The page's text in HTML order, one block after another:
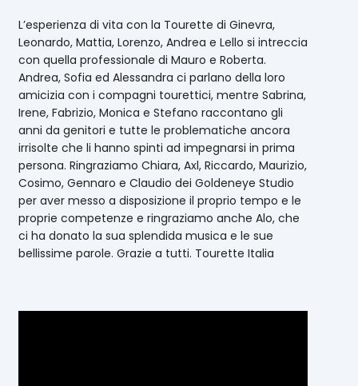
L’esperienza di vita con la Tourette di Ginevra,
Leonardo, Mattia, Lorenzo, Andrea e Lello si intreccia
con quella professionale di Mauro e Roberta.
Andrea, Sofia ed Alessandra ci parlano della loro
amicizia con i compagni tourettici, mentre Sabrina,
Irene, Fabrizio, Monica e Stefano raccontano gli
anni da genitori e tutte le problematiche ancora
irrisolte che li hanno spinti ad impegnarsi in prima
persona. Ringraziamo Chiara, Axl, Riccardo, Maurizio,
Cosimo, Gennaro e Claudio dei Goldeneye Studio
per aver messo a disposizione il proprio tempo e le
proprie competenze e ringraziamo anche Alo, che
ci ha donato la sua splendida musica e le sue
bellissime parole. Grazie a tutti. Tourette Italia